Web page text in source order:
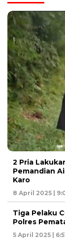
2 Pria
Pemandian
Karo
8 April 2025 |
Tiga Pelaku
Polres
5 April 2025 |